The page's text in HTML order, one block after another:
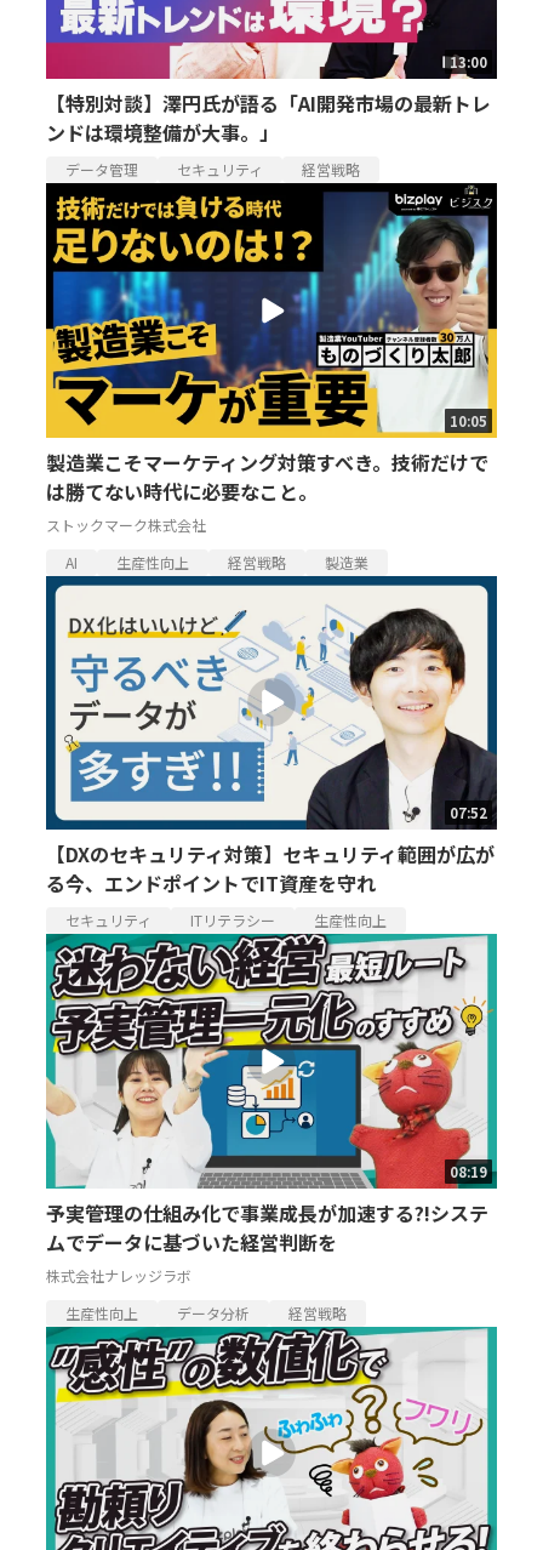
13:00
【特別対談】澤円氏が語る「AI開発市場の最新トレ
ンドは環境整備が大事。」
データ管理 セキュリティ 経営戦略
10:05
製造業こそマーケティング対策すべき。技術だけで
は勝てない時代に必要なこと。
ストックマーク株式会社
AI
生産性向上 経営戦略 製造業
07:52
【DXのセキュリティ対策】セキュリティ範囲が広が
る今、エンドポイントでIT資産を守れ
セキュリティ ITリテラシー 生産性向上
08:19
予実管理の仕組み化で事業成長が加速する?!システ
ムでデータに基づいた経営判断を
株式会社ナレッジラボ
生産性向上
データ分析 経営戦略